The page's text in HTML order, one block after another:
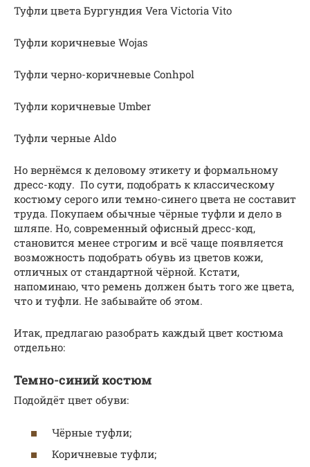
Туфли цвета Бургундия Vera Victoria Vito
Туфли коричневые Wojas
Туфли черно-коричневые Conhpol
Туфли коричневые Umber
Туфли черные Aldo
Но вернёмся к деловому этикету и формальному
дресс-коду. По сути, подобрать к классическому
костюму серого или темно-синего цвета не составит
труда. Покупаем обычные чёрные туфли и дело в
шляпе. Но, современный офисный дресс-код,
становится менее строгим и всё чаще появляется
возможность подобрать обувь из цветов кожи,
отличных от стандартной чёрной. Кстати,
напоминаю, что ремень должен быть того же цвета,
что и туфли. Не забывайте об этом.
Итак, предлагаю разобрать каждый цвет костюма
отдельно:
Темно-синий костюм
Подойдёт цвет обуви:
Чёрные туфли;
Коричневые туфли;